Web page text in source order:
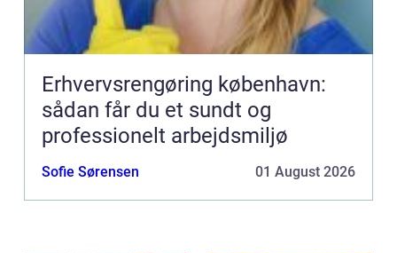
Erhvervsrengøring københavn:
sådan får du et sundt og
professionelt arbejdsmiljø
Sofie Sørensen 01 August 2026